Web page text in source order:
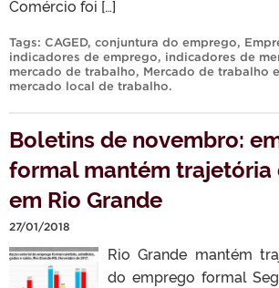
Comércio foi […]
Tags: CAGED, conjuntura do emprego,
indicadores de emprego, indicadores de
mercado de trabalho, Mercado de trabalho
mercado local de trabalho.
Boletins de novembro:
formal mantém trajetória
em Rio Grande
27/01/2018
Rio Grande mantém
do emprego formal